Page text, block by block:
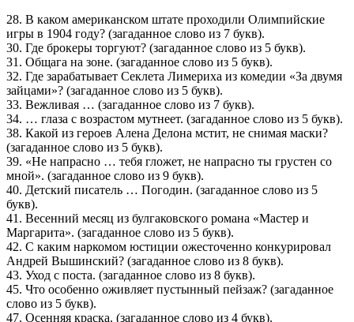
28. В каком американском штате проходили Олимпийские
игры в 1904 году? (загаданное слово из 7 букв).
30. Где брокеры торгуют? (загаданное слово из 5 букв).
31. Общага на зоне. (загаданное слово из 5 букв).
32. Где зарабатывает Секлета Лимериха из комедии «За двумя
зайцами»? (загаданное слово из 5 букв).
33. Вежливая … (загаданное слово из 7 букв).
34. … глаза с возрастом мутнеет. (загаданное слово из 5 букв).
38. Какой из героев Алена Делона мстит, не снимая маски?
(загаданное слово из 5 букв).
39. «Не напрасно … тебя гложет, не напрасно ты грустен со
мной». (загаданное слово из 9 букв).
40. Детский писатель … Погодин. (загаданное слово из 5
букв).
41. Весенний месяц из булгаковского романа «Мастер и
Маргарита». (загаданное слово из 5 букв).
42. С каким наркомом юстиции ожесточенно конкурировал
Андрей Вышинский? (загаданное слово из 8 букв).
43. Уход с поста. (загаданное слово из 8 букв).
45. Что особенно оживляет пустынный пейзаж? (загаданное
слово из 5 букв).
47. Осенняя краска. (загаданное слово из 4 букв).